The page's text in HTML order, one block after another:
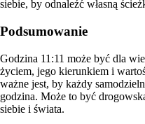
siebie, by odnaleźć własną
Podsumowanie
Godzina 11:11 może być dla
życiem, jego kierunkiem i
ważne jest, by każdy
godzina. Może to być
siebie i świata.